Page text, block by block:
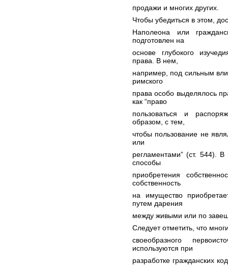
продажи и многих других.
Чтобы убедиться в этом,
Наполеона или
подготовлен на
основе глубокого
права. В нем,
например, под сильным
римского
права особо выделялось
как “право
пользоваться и
образом, с тем,
чтобы пользование не
или
регламентами” (ст. 544).
способы
приобретения
собственность
на имущество
путем дарения
между живыми или по
Следует отметить, что
своеобразного
используются при
разработке гражданских